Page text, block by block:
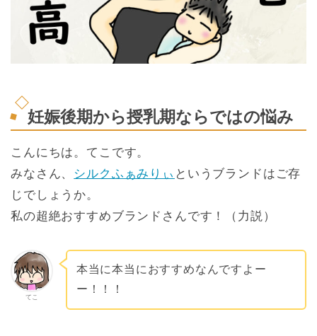
妊娠後期から授乳期ならではの悩み
こんにちは。てこです。
みなさん、 シルクふぁみりぃ というブランドはご存
じでしょうか。
私の超絶おすすめブランドさんです！（力説）
てこ
本当に本当におすすめなんですよー
ー！！！